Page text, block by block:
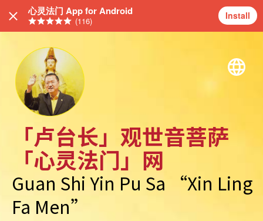
心灵法门 App for Android
(116) Install
「卢台长」观世音菩萨
「心灵法门」网
Guan Shi Yin Pu Sa “Xin Ling
Fa Men”